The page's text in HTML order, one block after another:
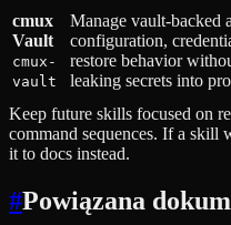
cmux
Vault
cmux-
vault
Manage vault-backed
configuration,
restore behavior
leaking secrets into
Keep future skills focused on
command sequences. If a skill
it to docs instead.
#Powiązana